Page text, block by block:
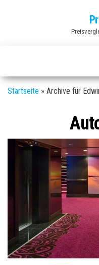
Startseite » Archive für